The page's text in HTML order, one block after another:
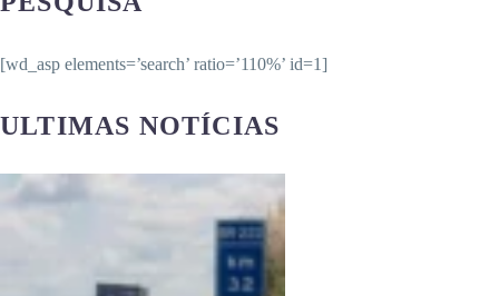
[wd_asp elements=’search’ ratio=’110%’ id=1]
ULTIMAS NOTÍCIAS